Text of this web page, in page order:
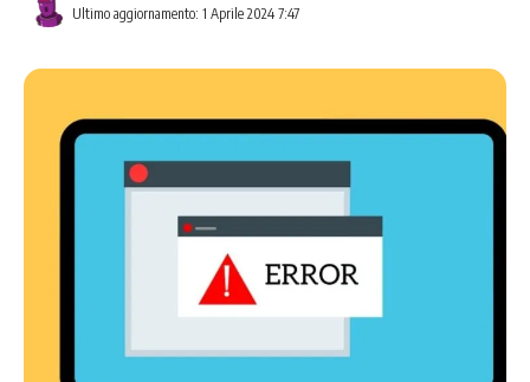
Ultimo aggiornamento: 1 Aprile 2024 7:47